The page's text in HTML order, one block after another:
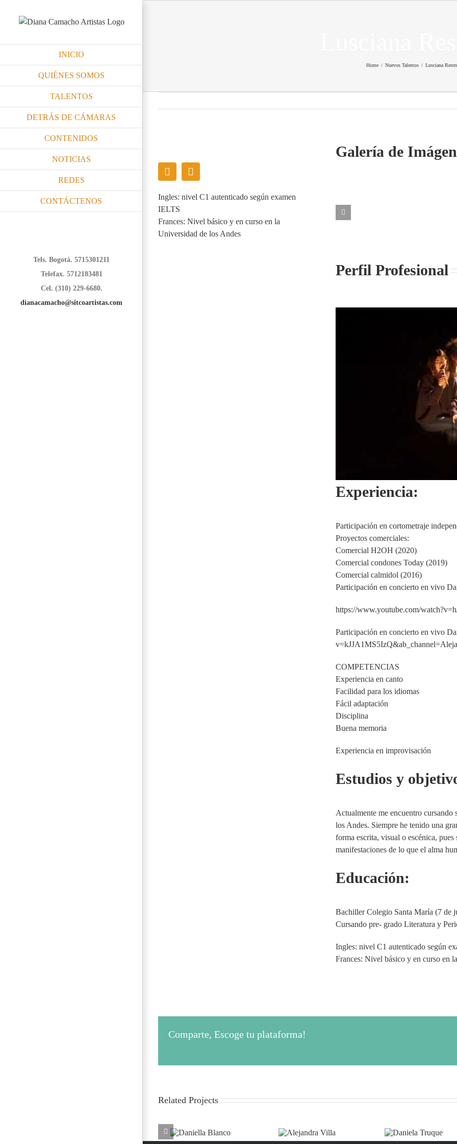
INICIO
QUIÉNES SOMOS
TALENTOS
DETRÁS DE CÁMARAS
CONTENIDOS
NOTICIAS
REDES
CONTÁCTENOS
Tels. Bogotá. 5715301211
Telefax. 5712183481
Cel. (310) 229-6680.
dianacamacho@sitcoartistas.com
Home / Nuevos Talentos / Lusciana
Ingles: nivel C1 autenticado según examen
IELTS
Frances: Nivel básico y en curso en la
Universidad de los Andes
Galería de
Perfil Profesional
Experiencia:
Participación en cortometraje
Proyectos comerciales:
Comercial H2OH (2020)
Comercial condones Today (2019)
Comercial calmidol (2016)
Participación en concierto en vivo
https://www.youtube.com/
Participación en concierto en vivo
COMPETENCIAS
Experiencia en canto
Facilidad para los idiomas
Fácil adaptación
Disciplina
Buena memoria
Experiencia en improvisación
Estudios y
Actualmente me encuentro
los Andes. Siempre he tenido una
forma escrita, visual o escénica,
manifestaciones de lo que el alma
Educación:
Bachiller Colegio Santa María (7 de
Cursando pre- grado Literatura y
Ingles: nivel C1 autenticado según
Frances: Nivel básico y en curso en
Comparte, Escoge tu plataforma!
Related Projects